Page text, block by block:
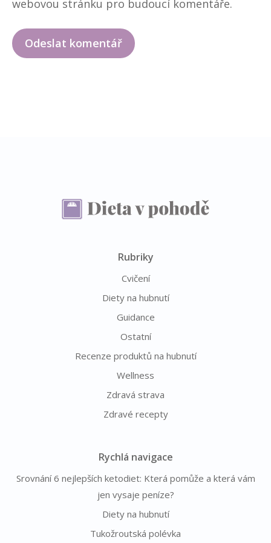
webovou stránku pro budoucí komentáře.
Rubriky
Cvičení
Diety na hubnutí
Guidance
Ostatní
Recenze produktů na hubnutí
Wellness
Zdravá strava
Zdravé recepty
Rychlá navigace
Srovnání 6 nejlepších ketodiet: Která pomůže a která vám
jen vysaje peníze?
Diety na hubnutí
Tukožroutská polévka